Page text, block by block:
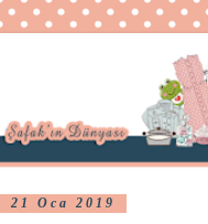
21 Oca 2019